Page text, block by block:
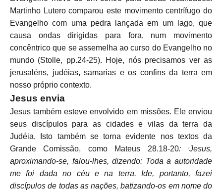
Martinho Lutero comparou este movimento centrífugo do
Evangelho com uma pedra lançada em um lago, que
causa ondas dirigidas para fora, num movimento
concêntrico que se assemelha ao curso do Evangelho no
mundo (Stolle, pp.24-25). Hoje, nós precisamos ver as
jerusaléns, judéias, samarias e os confins da terra em
nosso próprio contexto.
Jesus envia
Jesus também esteve envolvido em missões. Ele enviou
seus discípulos para as cidades e vilas da terra da
Judéia. Isto também se torna evidente nos textos da
Grande Comissão, como Mateus 28.18-20:“Jesus,
aproximando-se, falou-lhes, dizendo: Toda a autoridade
me foi dada no céu e na terra. Ide, portanto, fazei
discípulos de todas as nações, batizando-os em nome do